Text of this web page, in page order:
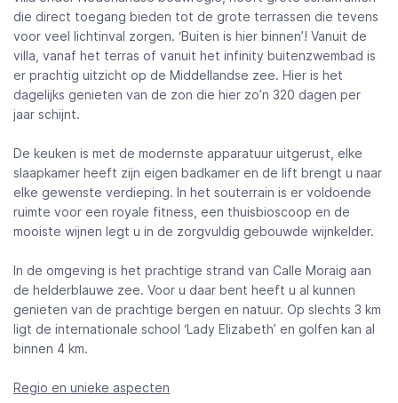
die direct toegang bieden tot de grote terrassen die tevens
voor veel lichtinval zorgen. ‘Buiten is hier binnen’! Vanuit de
villa, vanaf het terras of vanuit het infinity buitenzwembad is
er prachtig uitzicht op de Middellandse zee. Hier is het
dagelijks genieten van de zon die hier zo’n 320 dagen per
jaar schijnt.
De keuken is met de modernste apparatuur uitgerust, elke
slaapkamer heeft zijn eigen badkamer en de lift brengt u naar
elke gewenste verdieping. In het souterrain is er voldoende
ruimte voor een royale fitness, een thuisbioscoop en de
mooiste wijnen legt u in de zorgvuldig gebouwde wijnkelder.
In de omgeving is het prachtige strand van Calle Moraig aan
de helderblauwe zee. Voor u daar bent heeft u al kunnen
genieten van de prachtige bergen en natuur. Op slechts 3 km
ligt de internationale school ‘Lady Elizabeth’ en golfen kan al
binnen 4 km.
Regio en unieke aspecten